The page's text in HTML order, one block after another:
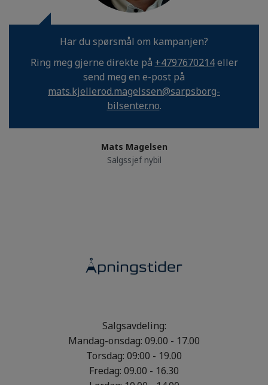
Har du spørsmål om kampanjen?
Ring meg gjerne direkte på +4797670214eller
send meg en e-post på
mats.kjellerod.magelssen@sarpsborg-
bilsenter.no.
Mats Magelsen
Salgssjef nybil
Åpningstider
Salgsavdeling:
Mandag-onsdag: 09.00 - 17.00
Torsdag: 09:00 - 19.00
Fredag: 09.00 - 16.30